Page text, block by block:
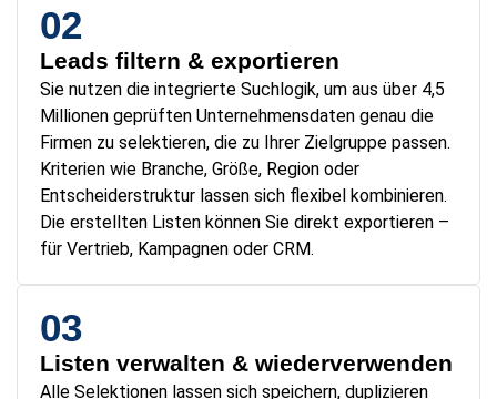
02
Leads filtern & exportieren
Sie nutzen die integrierte Suchlogik, um aus über 4,5
Millionen geprüften Unternehmensdaten genau die
Firmen zu selektieren, die zu Ihrer Zielgruppe passen.
Kriterien wie Branche, Größe, Region oder
Entscheiderstruktur lassen sich flexibel kombinieren.
Die erstellten Listen können Sie direkt exportieren –
für Vertrieb, Kampagnen oder CRM.
03
Listen verwalten & wiederverwenden
Alle Selektionen lassen sich speichern, duplizieren